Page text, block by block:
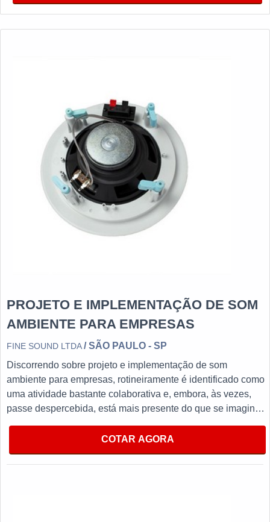
PROJETO E IMPLEMENTAÇÃO DE SOM
AMBIENTE PARA EMPRESAS
FINE SOUND LTDA/ SÃO PAULO - SP
Discorrendo sobre projeto e implementação de som
ambiente para empresas, rotineiramente é identificado como
uma atividade bastante colaborativa e, embora, às vezes,
passe despercebida, está mais presente do que se imagina
questão fecha todo o ciclo de entrega com excelência para
todos os clientes.MAIS INFORMAÇÕES RELEVANTES
SOBRE O PRODUTOEssa sonorização de ambientes, como
COTAR AGORA